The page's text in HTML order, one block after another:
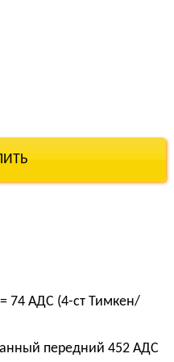
74 АДС (4-ст Тимкен/
передний 452 АДС